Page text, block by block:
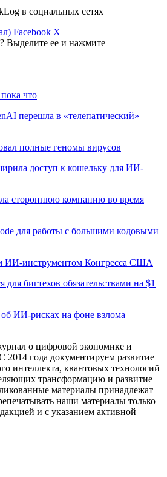
в социальных сетях
Facebook X
Выделите ее и нажмите
что
перешла в «телепатический»
полные геномы вирусов
доступ к кошельку для ИИ-
стороннюю компанию во время
для работы с большими кодовыми
ИИ-инструментом Конгресса США
бигтехов обязательствами на $1
ИИ-рисках на фоне взлома
о цифровой экономике и
2014 года документируем развитие
интеллекта, квантовых технологий
трансформацию и развитие
материалы принадлежат
наши материалы только
и с указанием активной